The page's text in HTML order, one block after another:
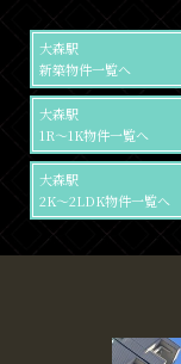
大森駅
新築物件一覧へ
大森駅
1R～1K物件一覧へ
大森駅
2K～2LDK物件一覧へ